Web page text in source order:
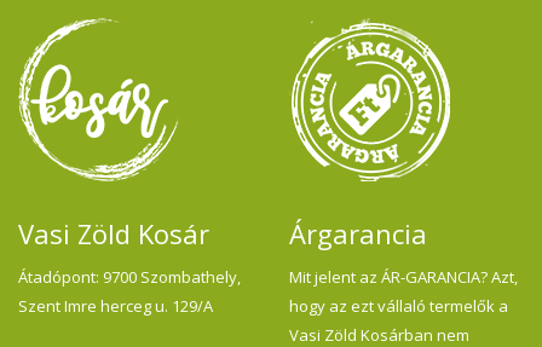
Vasi Zöld Kosár
Átadópont: 9700 Szombathely,
Szent Imre herceg u. 129/A
Árgarancia
Mit jelent az ÁR-GARANCIA? Azt,
hogy az ezt vállaló termelők a
Vasi Zöld Kosárban nem